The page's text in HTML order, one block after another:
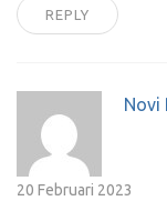
REPLY
Novi
20 Februari 2023